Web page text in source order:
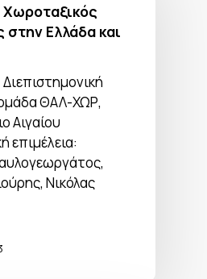
στην Ελλάδα και
ΘΑΛ-ΧΩΡ,
Αιγαίου
επιμέλεια:
Νικόλας